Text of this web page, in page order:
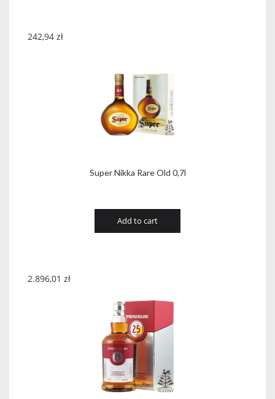
Super Nikka Rare Old 0,7l
242,94 zł
Add to cart
2.896,01 zł